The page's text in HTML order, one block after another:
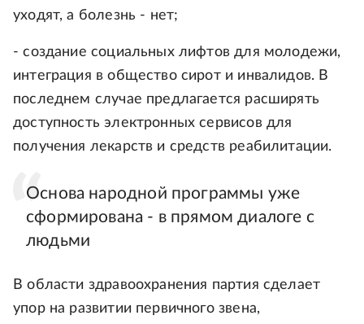
уходят, а болезнь - нет;
- создание социальных лифтов для молодежи,
интеграция в общество сирот и инвалидов. В
последнем случае предлагается расширять
доступность электронных сервисов для
получения лекарств и средств реабилитации.
Основа народной программы уже
сформирована - в прямом диалоге с
людьми
В области здравоохранения партия сделает
упор на развитии первичного звена,